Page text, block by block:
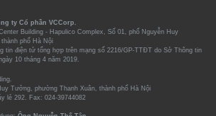
ty Cổ phần VCCorp.
Building - Hapulico Complex, Số 01, phố Nguyễn Huy
phố Hà Nội
tin điện tử tổng hợp trên mạng số 2216/GP-TTĐT do Sở Thông tin
10 tháng 4 năm 2019.
Tưởng, phường Thanh Xuân, thành phố Hà Nội
lẻ 292. Fax: 024-39744082